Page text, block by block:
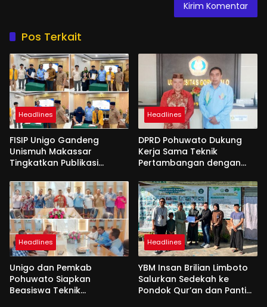
Pos Terkait
Headlines
FISIP Unigo Gandeng
Unismuh Makassar
Tingkatkan Publikasi
Headlines
DPRD Pohuwato Dukung
Kerja Sama Teknik
Pertambangan dengan
Headlines
Unigo dan Pemkab
Pohuwato Siapkan
Beasiswa Teknik
Headlines
YBM Insan Brilian Limboto
Salurkan Sedekah ke
Pondok Qur’an dan Panti